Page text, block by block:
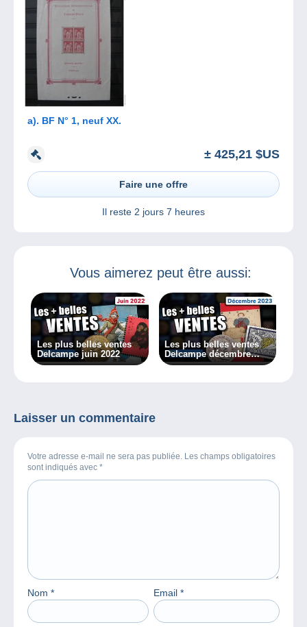
a). BF N° 1, neuf XX.
± 425,21 $US
Faire une offre
Il reste 2 jours 7 heures
Vous aimerez peut être aussi:
Les plus belles ventes
Delcampe juin 2022
Les plus belles ventes
Delcampe décembre
2023
Laisser un commentaire
Votre adresse e-mail ne sera pas publiée. Les champs obligatoires
sont indiqués avec *
Nom * Email *